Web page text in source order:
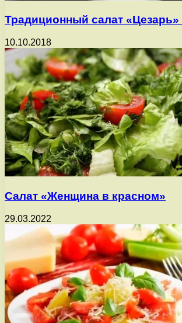
Традиционный салат
10.10.2018
Салат «Женщина в красном»
29.03.2022